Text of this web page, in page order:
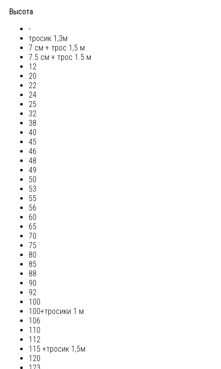
Высота
-
тросик 1,3м
7 см + трос 1,5 м
7.5 см + трос 1.5 м
12
20
22
24
25
32
38
40
45
46
48
49
50
53
55
56
60
65
70
75
80
85
88
90
92
100
100+тросики 1 м
106
110
112
115 +тросик 1,5м
120